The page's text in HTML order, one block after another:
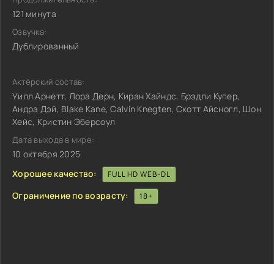
121 минута
Озвучка:
Дублированный
Актёрский состав:
Уилл Арнетт, Лора Дерн, Киран Хайндс, Брэдли Купер,
Андра Дэй, Blake Kane, Calvin Knegten, Скотт Айсногл, Шон
Хейс, Кристин Эберсоул
Дата выхода в мире:
10 октября 2025
Хорошее качество:
FULL HD WEB-DL
Ограничение по возрасту: 18+